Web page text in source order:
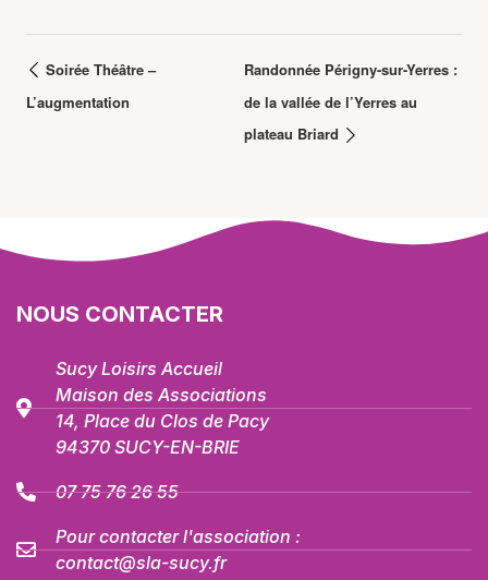
Soirée Théâtre –
L’augmentation
Randonnée Périgny-sur-Yerres :
de la vallée de l’Yerres au
plateau Briard
NOUS CONTACTER
Sucy Loisirs Accueil
Maison des Associations
14, Place du Clos de Pacy
94370 SUCY-EN-BRIE
07 75 76 26 55
Pour contacter l'association :
contact@sla-sucy.fr